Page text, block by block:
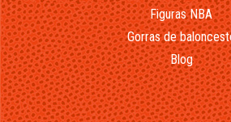
Figuras NBA
Gorras de
Blog